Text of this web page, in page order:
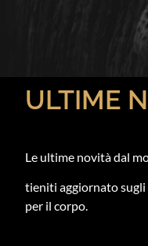
ULTIME
Le ultime novità dal
tieniti aggiornato
per il corpo.